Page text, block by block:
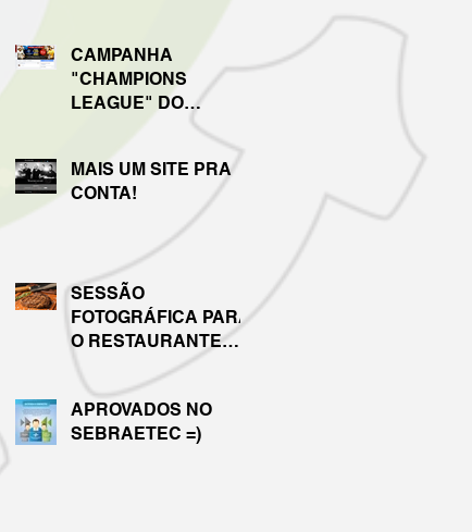
CAMPANHA
"CHAMPIONS
LEAGUE" DO
VIKINGS
MAIS UM SITE PRA
CONTA!
SESSÃO
FOTOGRÁFICA PARA
O RESTAURANTE
VIKINGS
APROVADOS NO
SEBRAETEC =)